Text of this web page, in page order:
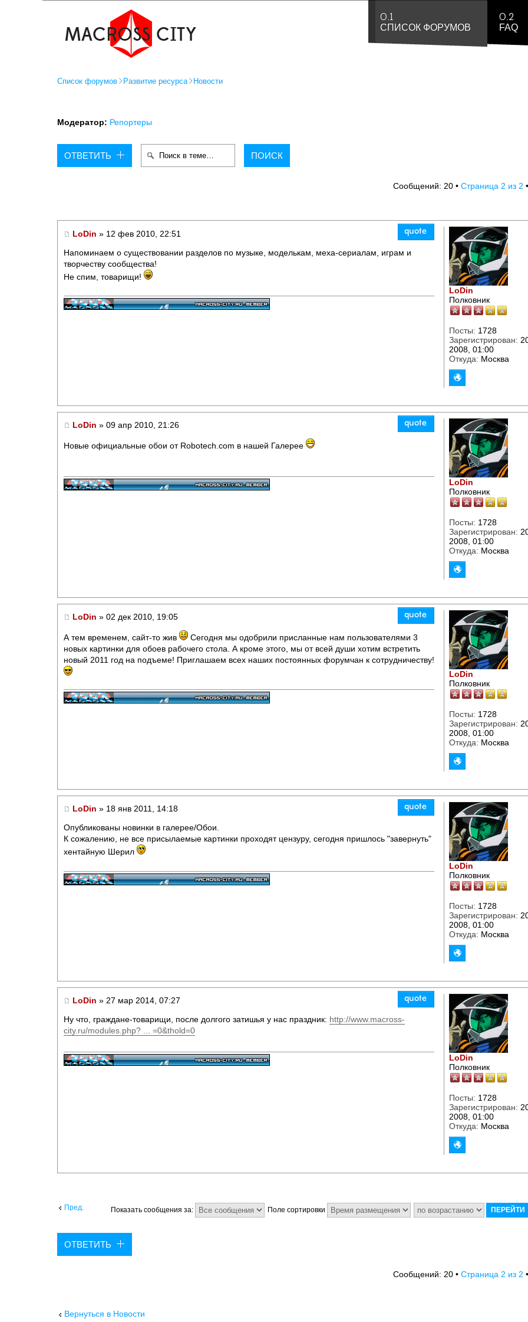
0.1
СПИСОК ФОРУМОВ
0.2
FAQ
Список форумов Развитие ресурса Новости
Модератор: Репортеры
ОТВЕТИТЬ
Сообщений: 20 • Страница 2 из 2
LoDin » 12 фев 2010, 22:51
Напоминаем о существовании разделов по музыке, моделькам, меха-сериалам, играм и
творчеству сообщества!
Не спим, товарищи!
LoDin
Полковник
Посты: 1728
Зарегистрирован:
2008, 01:00
Откуда: Москва
LoDin » 09 апр 2010, 21:26
Новые официальные обои от Robotech.com в нашей Галерее
LoDin
Полковник
Посты: 1728
Зарегистрирован:
2008, 01:00
Откуда: Москва
LoDin » 02 дек 2010, 19:05
А тем временем, сайт-то жив
Сегодня мы одобрили присланные нам пользователями 3
новых картинки для обоев рабочего стола. А кроме этого, мы от всей души хотим встретить
новый 2011 год на подъеме! Приглашаем всех наших постоянных форумчан к сотрудничеству!
LoDin
Полковник
Посты: 1728
Зарегистрирован:
2008, 01:00
Откуда: Москва
LoDin » 18 янв 2011, 14:18
Опубликованы новинки в галерее/Обои.
К сожалению, не все присылаемые картинки проходят цензуру, сегодня пришлось "завернуть"
хентайную Шерил
LoDin
Полковник
Посты: 1728
Зарегистрирован:
2008, 01:00
Откуда: Москва
LoDin » 27 мар 2014, 07:27
Ну что, граждане-товарищи, после долгого затишья у нас праздник: http://www.macross-
city.ru/modules.php? ... =0&thold=0
LoDin
Полковник
Посты: 1728
Зарегистрирован:
2008, 01:00
Откуда: Москва
Пред. Показать сообщения за: Поле сортировки
ОТВЕТИТЬ
Сообщений: 20 • Страница 2 из 2
Вернуться в Новости